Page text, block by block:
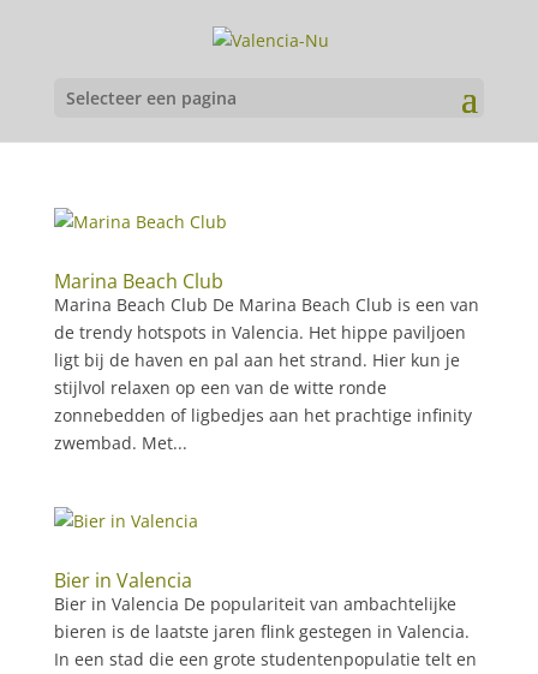
Selecteer een pagina
Marina Beach Club
Marina Beach Club De Marina Beach Club is een van
de trendy hotspots in Valencia. Het hippe paviljoen
ligt bij de haven en pal aan het strand. Hier kun je
stijlvol relaxen op een van de witte ronde
zonnebedden of ligbedjes aan het prachtige infinity
zwembad. Met...
Bier in Valencia
Bier in Valencia De populariteit van ambachtelijke
bieren is de laatste jaren flink gestegen in Valencia.
In een stad die een grote studentenpopulatie telt en